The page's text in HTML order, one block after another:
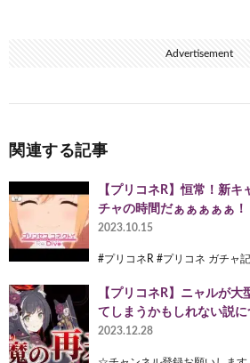
Advertisement
関連する記事
【プリコネR】恒常！新
チャの時間だぁぁぁぁぁ！
2023.10.15
#プリコネR #プリコネ ガチ
【プリコネR】ニャルが
てしまうかもしれない説
2023.12.28